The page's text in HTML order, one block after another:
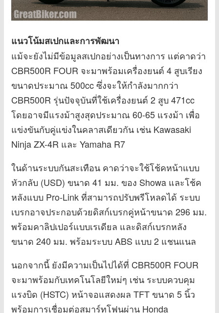
แนวโน้มสเปกและการพัฒนา
แม้จะยังไม่มีข้อมูลสเปกอย่างเป็นทางการ แต่คาดว่า
CBR500R FOUR จะมาพร้อมเครื่องยนต์ 4 สูบเรียง
ขนาดประมาณ 500cc ซึ่งจะให้กำลังมากกว่า
CBR500R รุ่นปัจจุบันที่ใช้เครื่องยนต์ 2 สูบ 471cc
โดยอาจมีแรงม้าสูงสุดประมาณ 60-65 แรงม้า เพื่อ
แข่งขันกับคู่แข่งในคลาสเดียวกัน เช่น Kawasaki
Ninja ZX-4R และ Yamaha R7
ในด้านระบบกันสะเทือน คาดว่าจะใช้โช้คหน้าแบบ
หัวกลับ (USD) ขนาด 41 มม. ของ Showa และโช้ค
หลังแบบ Pro-Link ที่สามารถปรับพรีโหลดได้ ระบบ
เบรกอาจประกอบด้วยดิสก์เบรกคู่หน้าขนาด 296 มม.
พร้อมคาลิปเปอร์แบบเรเดียล และดิสก์เบรกหลัง
ขนาด 240 มม. พร้อมระบบ ABS แบบ 2 แชนแนล
นอกจากนี้ ยังมีความเป็นไปได้ที่ CBR500R FOUR
จะมาพร้อมกับเทคโนโลยีใหม่ๆ เช่น ระบบควบคุม
แรงบิด (HSTC) หน้าจอแสดงผล TFT ขนาด 5 นิ้ว
พร้อมการเชื่อมต่อสมาร์ทโฟนผ่าน Honda